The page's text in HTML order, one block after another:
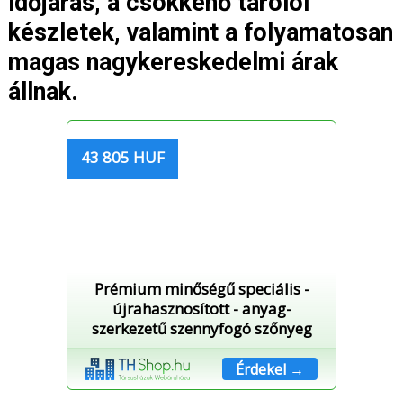
készletek, valamint a folyamatosan
magas nagykereskedelmi árak
állnak.
43 805 HUF
Prémium minőségű speciális -
újrahasznosított - anyag-
szerkezetű szennyfogó szőnyeg
Érdekel →